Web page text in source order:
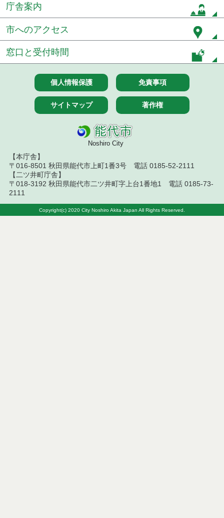
７月１４日公告開始 建設工事（条件付一般競争入
札）（電子入札）
札結果（条件付一般競争入札）
令和８年７月９日執行 物品（公開調達）見積徴取
結果
令和８年７月１０日執行 物品（指名競争入札等）
結果
令和８年７月１０日執行 委託・賃貸借等入札結果
令和８年７月１０日執行 物品（応募型入札等）結
果
令和８年７月１０日執行 工事入札結果（条件付一
令和８年７月８日執行 委託・賃貸借等見積徴取結
庁舎案内
市へのアクセス
窓口と受付時間
個人情報保護 免責事項
サイトマップ 著作権
Noshiro City
【本庁舎】
〒016-8501 秋田県能代市上町1番3号 電話 0185-52-2111
【二ツ井町庁舎】
〒018-3192 秋田県能代市二ツ井町字上台1番地1 電話 0185-73-
2111
Copyright(c) 2020 City Noshiro Akita Japan All Rights Reserved.